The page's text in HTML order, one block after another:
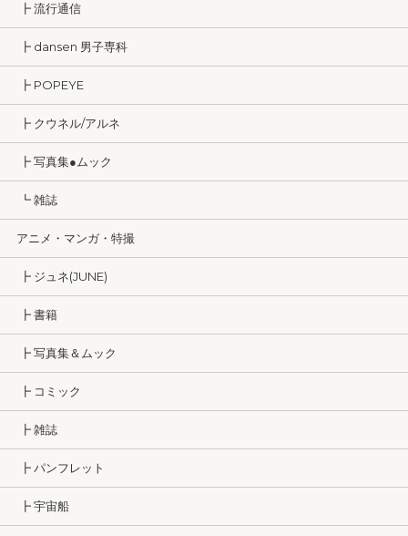
┣ 流行通信
┣ dansen 男子専科
┣ POPEYE
┣ クウネル/アルネ
┣ 写真集●ムック
┗ 雑誌
アニメ・マンガ・特撮
┣ ジュネ(JUNE)
┣ 書籍
┣ 写真集＆ムック
┣ コミック
┣ 雑誌
┣ パンフレット
┣ 宇宙船